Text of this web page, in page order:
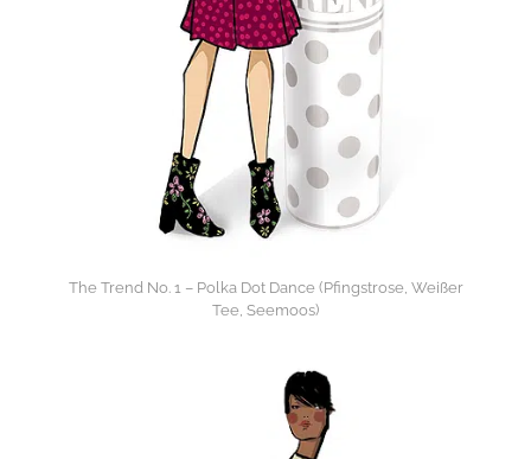
The Trend No. 1 – Polka Dot Dance (Pfingstrose, Weißer
Tee, Seemoos)